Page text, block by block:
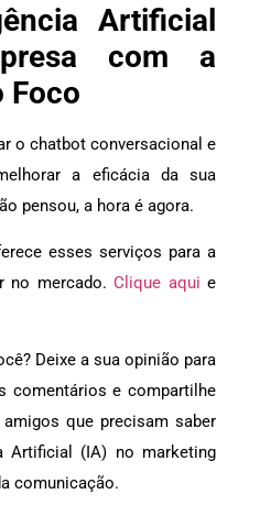
Artificial
com a
Foco
o chatbot conversacional e
a eficácia da sua
pensou, a hora é agora.
esses serviços para a
no mercado. Clique aqui e
Deixe a sua opinião para
comentários e compartilhe
que precisam saber
Artificial (IA) no marketing
comunicação.